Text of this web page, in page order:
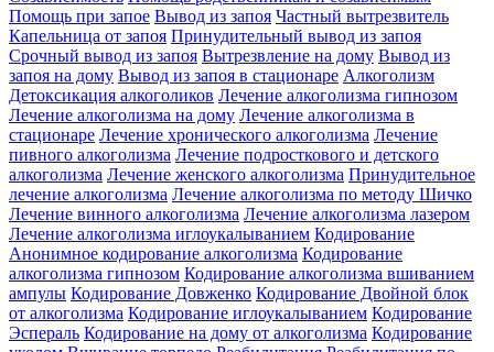
Помощь при запое Вывод из запоя Частный вытрезвитель
Капельница от запоя Принудительный вывод из запоя
Срочный вывод из запоя Вытрезвление на дому Вывод из
запоя на дому Вывод из запоя в стационаре Алкоголизм
Детоксикация алкоголиков Лечение алкоголизма гипнозом
Лечение алкоголизма на дому Лечение алкоголизма в
стационаре Лечение хронического алкоголизма Лечение
пивного алкоголизма Лечение подросткового и детского
алкоголизма Лечение женского алкоголизма Принудительное
лечение алкоголизма Лечение алкоголизма по методу Шичко
Лечение винного алкоголизма Лечение алкоголизма лазером
Лечение алкоголизма иглоукалыванием Кодирование
Анонимное кодирование алкоголизма Кодирование
алкоголизма гипнозом Кодирование алкоголизма вшиванием
ампулы Кодирование Довженко Кодирование Двойной блок
от алкоголизма Кодирование иглоукалыванием Кодирование
Эспераль Кодирование на дому от алкоголизма Кодирование